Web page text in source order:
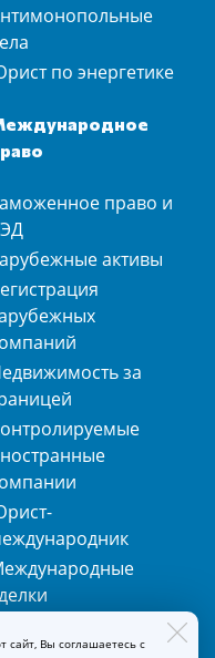
по энергетике
право и
активы
за
сайт, Вы соглашаетесь с